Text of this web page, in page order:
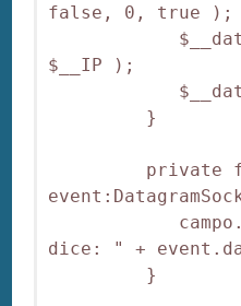
false, 0, true );
$__IP );
}
private
campo.text
dice: " +
}